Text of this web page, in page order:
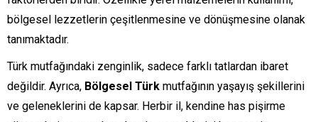
bölgesel lezzetlerin çeşitlenmesine ve dönüşmesine olanak
tanımaktadır.
Türk mutfağındaki zenginlik, sadece farklı tatlardan ibaret
değildir. Ayrıca, Bölgesel Türk mutfağının yaşayış şekillerini
ve geleneklerini de kapsar. Herbir il, kendine has pişirme